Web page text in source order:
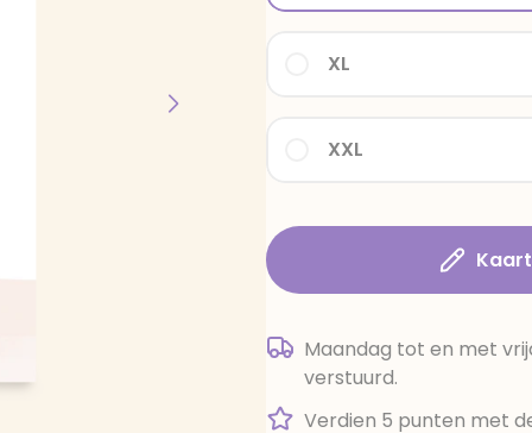
XXL
XL
Maandag tot en met
verstuurd.
Verdien 5 punten met